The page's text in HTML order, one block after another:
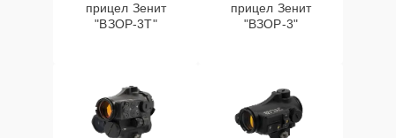
прицел Зенит
"ВЗОР-3Т"
прицел Зенит
"ВЗОР-3"